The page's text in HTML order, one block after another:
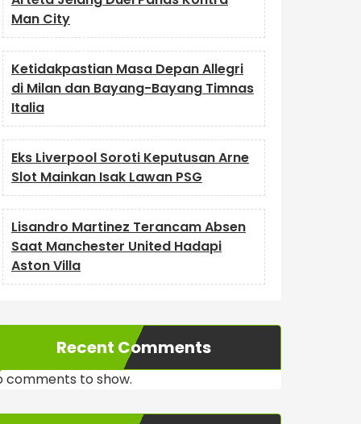
Man City
Ketidakpastian Masa Depan Allegri
di Milan dan Bayang-Bayang Timnas
Italia
Eks Liverpool Soroti Keputusan Arne
Slot Mainkan Isak Lawan PSG
Lisandro Martinez Terancam Absen
Saat Manchester United Hadapi
Aston Villa
Recent Comments
comments to show.